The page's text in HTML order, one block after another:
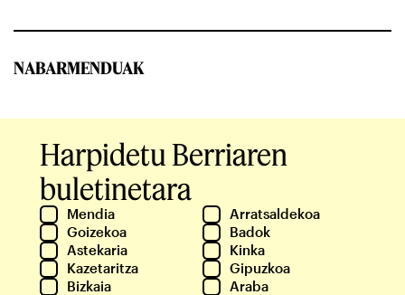
NABARMENDUAK
Harpidetu Berriaren
buletinetara
Mendia
Arratsaldekoa
Goizekoa
Badok
Astekaria
Kinka
Kazetaritza
Gipuzkoa
Bizkaia
Araba